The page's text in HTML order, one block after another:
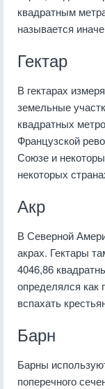
квадратным
называется
Гектар
В гектарах
земельные
квадратных
Французской
Союзе и
некоторых
Акр
В Северной
акрах. Гектары
4046,86
определялся как
вспахать
Барн
Барны
поперечного